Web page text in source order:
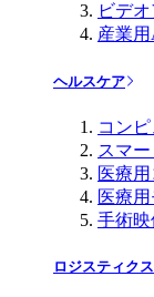
ビデ
産業
ヘルスケア
コン
スマ
医療
医療
手術
ロジスティクス